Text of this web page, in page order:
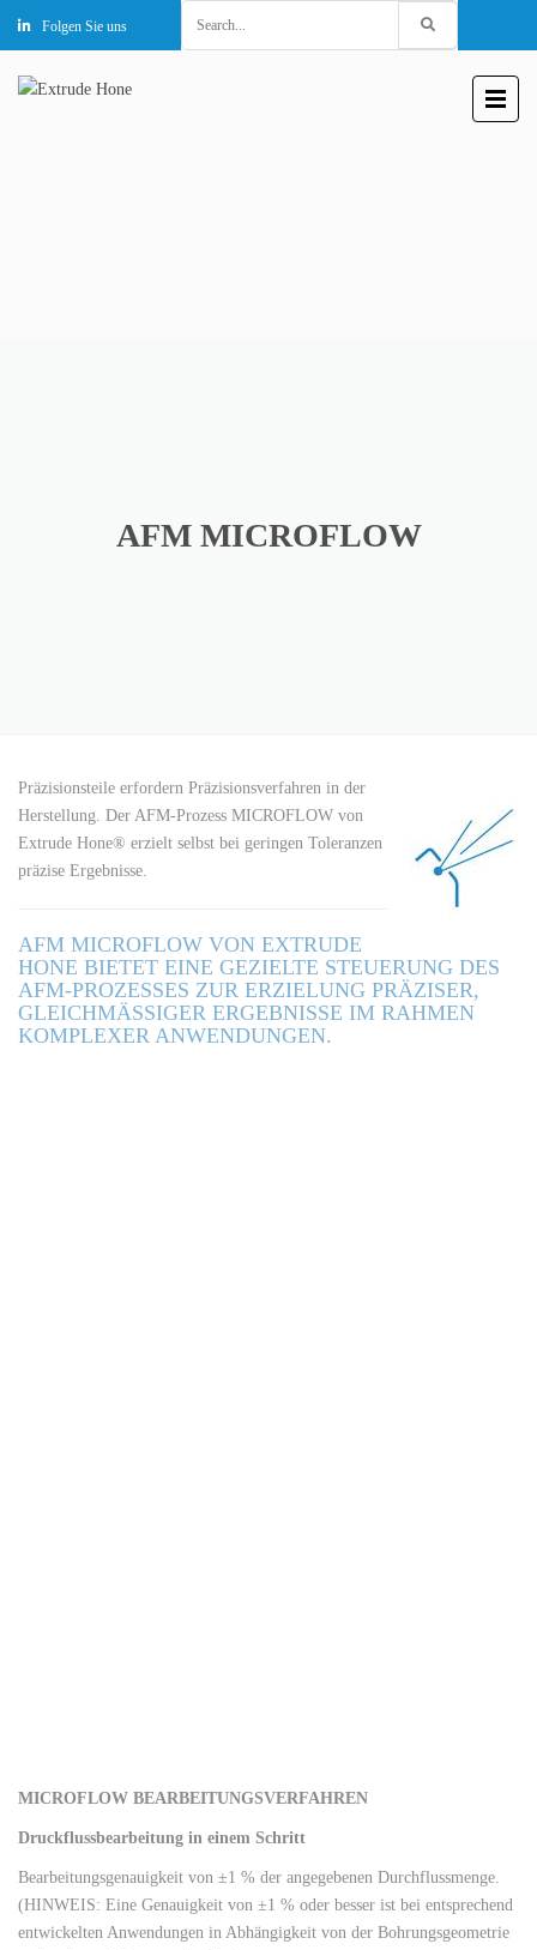
Folgen Sie uns
for:
AFM MICROFLOW
Präzisionsteile erfordern Präzisionsverfahren in der
Herstellung. Der AFM-Prozess MICROFLOW von
Extrude Hone® erzielt selbst bei geringen Toleranzen
präzise Ergebnisse.
AFM MICROFLOW VON EXTRUDE
HONE BIETET EINE GEZIELTE STEUERUNG DES
AFM-PROZESSES ZUR ERZIELUNG PRÄZISER,
GLEICHMÄSSIGER ERGEBNISSE IM RAHMEN
KOMPLEXER ANWENDUNGEN.
MICROFLOW BEARBEITUNGSVERFAHREN
Druckflussbearbeitung in einem Schritt
Bearbeitungsgenauigkeit von ±1 % der angegebenen Durchflussmenge.
(HINWEIS: Eine Genauigkeit von ±1 % oder besser ist bei entsprechend
entwickelten Anwendungen in Abhängigkeit von der Bohrungsgeometrie